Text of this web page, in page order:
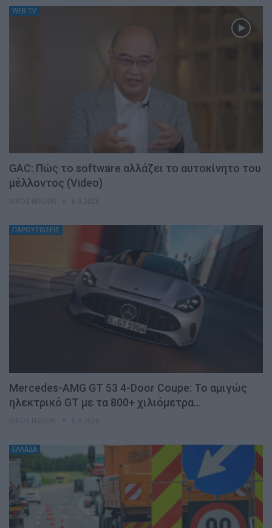
WEB TV
GAC: Πώς το software αλλάζει το αυτοκίνητο του
μέλλοντος (Video)
ΠΑΡΟΥΣΙΑΣΕΙΣ
Mercedes-AMG GT 53 4-Door Coupe: Το αμιγώς
ηλεκτρικό GT με τα 800+ χιλιόμετρα…
ΕΛΛΑΔΑ